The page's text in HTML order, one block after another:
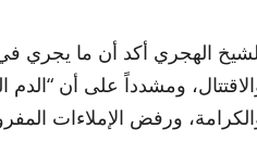
الهجري أكد أن ما يجري
ومشدداً على أن
ورفض الإملاءات